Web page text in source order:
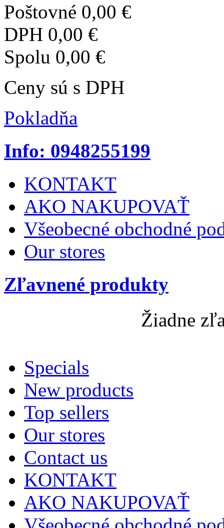
Poštovné 0,00 €
DPH 0,00 €
Spolu 0,00 €
Ceny sú s DPH
Pokladňa
Info: 0948255199
KONTAKT
AKO NAKUPOVAŤ
Všeobecné obchodné
Our stores
Zľavnené produkty
Žiadne
Specials
New products
Top sellers
Our stores
Contact us
KONTAKT
AKO NAKUPOVAŤ